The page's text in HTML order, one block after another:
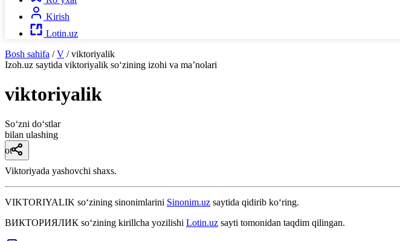
Kirish
Lotin.uz
Bosh sahifa / V / viktoriyalik
Izoh.uz saytida viktoriyalik so‘zining izohi va ma’nolari
viktoriyalik
So‘zni do‘stlar
bilan ulashing
ot
Viktoriyada yashovchi shaxs.
VIKTORIYALIK so‘zining sinonimlarini Sinonim.uz saytida qidirib ko‘ring.
ВИКТОРИЯЛИК so‘zining kirillcha yozilishi Lotin.uz sayti tomonidan taqdim qilingan.